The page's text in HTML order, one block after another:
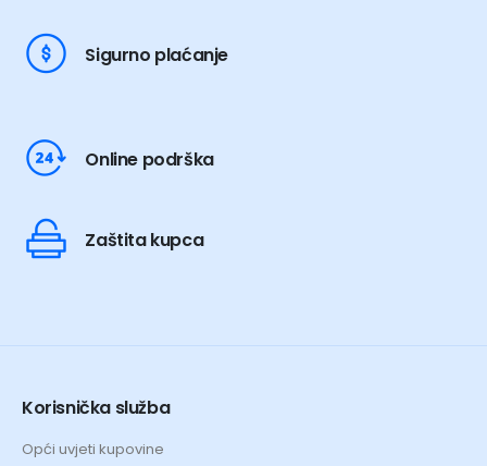
Sigurno plaćanje
Online podrška
Zaštita kupca
Korisnička služba
Opći uvjeti kupovine